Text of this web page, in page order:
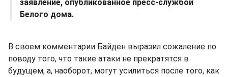
заявление, опубликованное пресс-службой
Белого дома.
В своем комментарии Байден выразил сожаление по
поводу того, что такие атаки не прекратятся в
будущем, а, наоборот, могут усилиться после того, как